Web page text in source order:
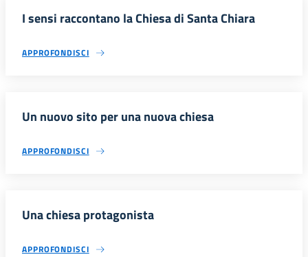
I sensi raccontano la Chiesa di Santa Chiara
APPROFONDISCI
Un nuovo sito per una nuova chiesa
APPROFONDISCI
Una chiesa protagonista
APPROFONDISCI